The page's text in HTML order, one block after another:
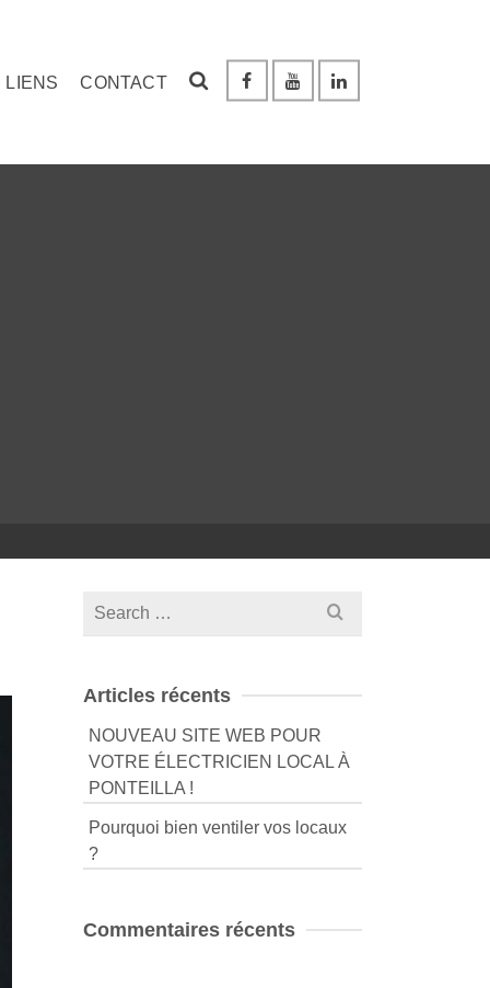
LIENS CONTACT
Search
Articles récents
NOUVEAU SITE WEB POUR
VOTRE ÉLECTRICIEN LOCAL À
PONTEILLA !
Pourquoi bien ventiler vos locaux
?
Commentaires récents